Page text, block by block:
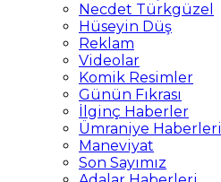
Necdet Türkgüzel
Hüseyin Düş
Reklam
Videolar
Komik Resimler
Günün Fıkrası
İlginç Haberler
Ümraniye Haberleri
Maneviyat
Son Sayımız